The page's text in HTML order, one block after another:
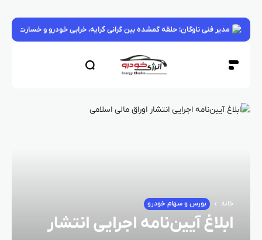
مدیر فنی ناوگان؛ حلقه گمشده بین گرانی کرایه، خرابی خودرو و خسارت بار
بورس و سهام خودرو
ابلاغ آیین‌نامه اجرایی انتشار